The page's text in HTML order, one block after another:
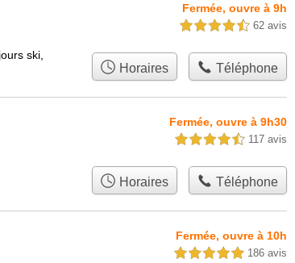
Fermée, ouvre à 9h
4,5 étoiles sur 5 62 avis
ski
Horaires Téléphone
Fermée, ouvre à 9h30
4,5 étoiles sur 5 117 avis
Horaires Téléphone
Fermée, ouvre à 10h
5,0 étoiles sur 5 186 avis